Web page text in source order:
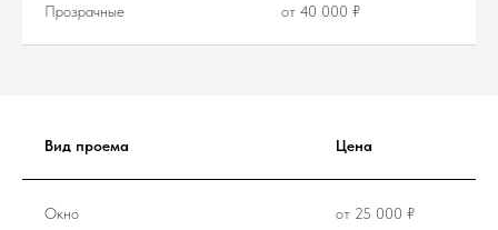
Прозрачные от 40 000 ₽
Вид проема Цена
Окно от 25 000 ₽